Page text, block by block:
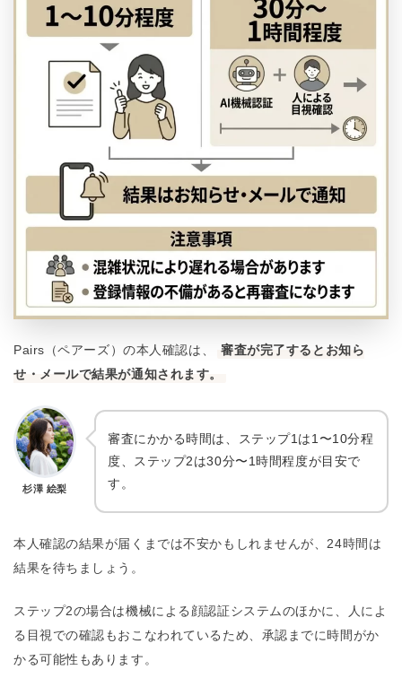
Pairs（ペアーズ）の本人確認は、
審査が完了するとお知ら
せ・メールで結果が通知されます。
杉澤 絵梨
審査にかかる時間は、ステップ1は1〜10分程
度、ステップ2は30分〜1時間程度が目安で
す。
本人確認の結果が届くまでは不安かもしれませんが、24時間は
結果を待ちましょう。
ステップ2の場合は機械による顔認証システムのほかに、人によ
る目視での確認もおこなわれているため、承認までに時間がか
かる可能性もあります。